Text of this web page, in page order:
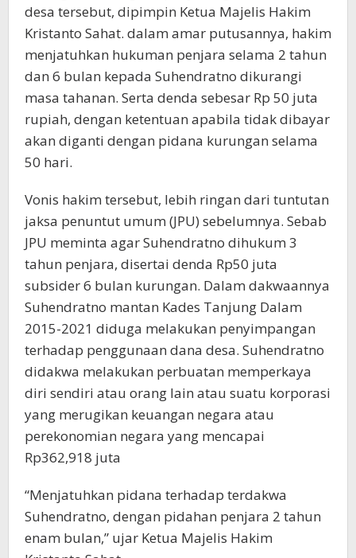
desa tersebut, dipimpin Ketua Majelis Hakim
Kristanto Sahat. dalam amar putusannya, hakim
menjatuhkan hukuman penjara selama 2 tahun
dan 6 bulan kepada Suhendratno dikurangi
masa tahanan. Serta denda sebesar Rp 50 juta
rupiah, dengan ketentuan apabila tidak dibayar
akan diganti dengan pidana kurungan selama
50 hari.
Vonis hakim tersebut, lebih ringan dari tuntutan
jaksa penuntut umum (JPU) sebelumnya. Sebab
JPU meminta agar Suhendratno dihukum 3
tahun penjara, disertai denda Rp50 juta
subsider 6 bulan kurungan. Dalam dakwaannya
Suhendratno mantan Kades Tanjung Dalam
2015-2021 diduga melakukan penyimpangan
terhadap penggunaan dana desa. Suhendratno
didakwa melakukan perbuatan memperkaya
diri sendiri atau orang lain atau suatu korporasi
yang merugikan keuangan negara atau
perekonomian negara yang mencapai
Rp362,918 juta
“Menjatuhkan pidana terhadap terdakwa
Suhendratno, dengan pidahan penjara 2 tahun
enam bulan,” ujar Ketua Majelis Hakim